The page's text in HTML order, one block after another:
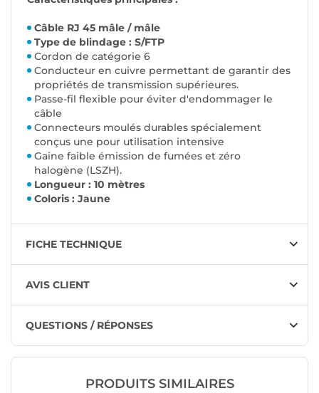
Câble RJ 45 mâle / mâle
Type de blindage : S/FTP
Cordon de catégorie 6
Conducteur en cuivre permettant de garantir des
propriétés de transmission supérieures.
Passe-fil flexible pour éviter d'endommager le
câble
Connecteurs moulés durables spécialement
conçus une pour utilisation intensive
Gaine faible émission de fumées et zéro
halogène (LSZH).
Longueur : 10 mètres
Coloris : Jaune
FICHE TECHNIQUE
AVIS CLIENT
QUESTIONS / RÉPONSES
PRODUITS SIMILAIRES